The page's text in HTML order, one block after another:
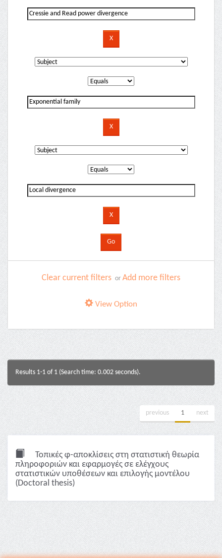
Clear current filters or Add more filters
View Option
Results 1-1 of 1 (Search time: 0.002 seconds).
previous 1 next
Τοπικές φ-αποκλίσεις στη στατιστική θεωρία
πληροφοριών και εφαρμογές σε ελέγχους
στατιστικών υποθέσεων και επιλογής μοντέλου
(Doctoral thesis)